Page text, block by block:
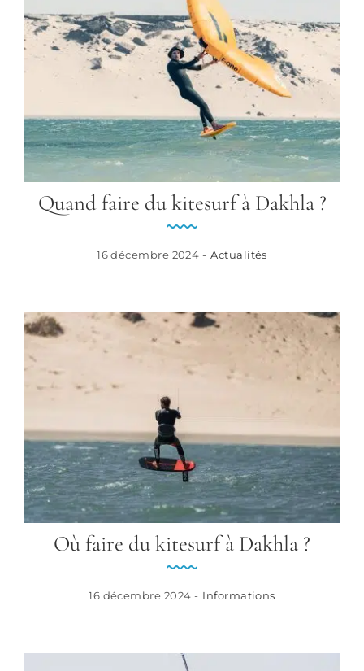
Contact
FR
Quand faire du kitesurf à Dakhla ?
16 décembre 2024 - Actualités
Où faire du kitesurf à Dakhla ?
16 décembre 2024 - Informations